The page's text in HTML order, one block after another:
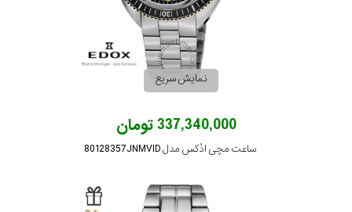
نمایش سریع
337,340,000 تومان
ساعت مچی ادُکس مدل 80128357JNMVID